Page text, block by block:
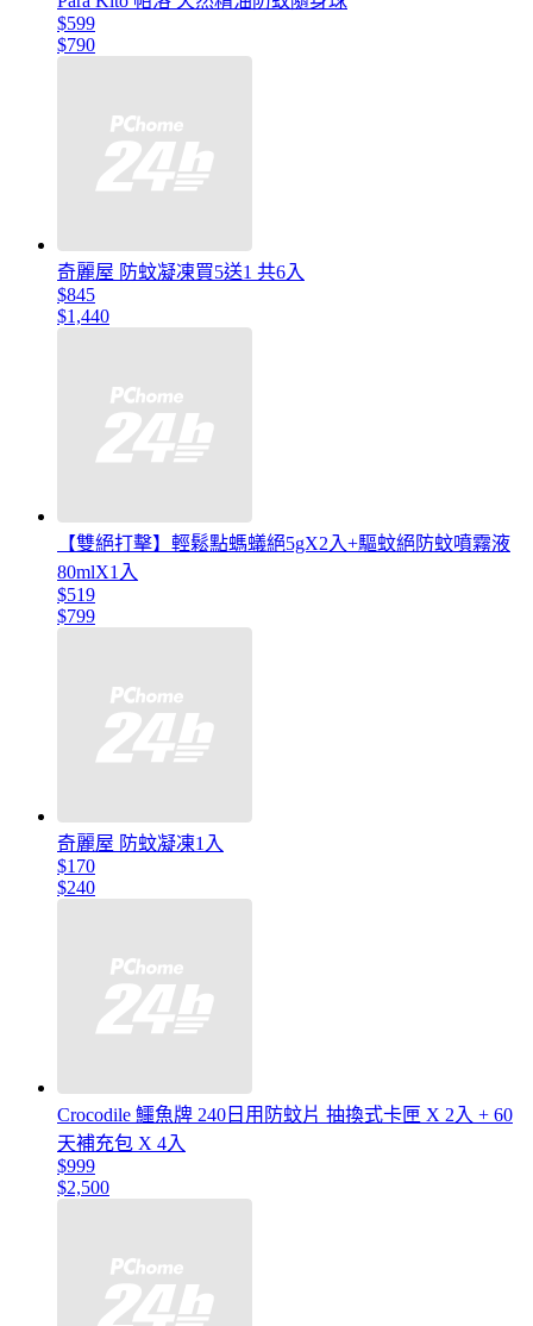
$599
$790
奇麗屋 防蚊凝凍買5送1 共6入
$845
$1,440
【雙絕打擊】輕鬆點螞蟻絕5gX2入+驅蚊絕防蚊噴霧液
80mlX1入
$519
$799
奇麗屋 防蚊凝凍1入
$170
$240
Crocodile 鱷魚牌 240日用防蚊片 抽換式卡匣 X 2入 + 60
天補充包 X 4入
$999
$2,500